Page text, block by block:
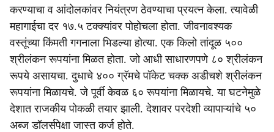
करण्याचा व आंदोलकांवर नियंत्रण ठेवण्याचा प्रयत्न केला. त्यावेळी
महागाईचा दर १७.५ टक्क्यांवर पोहोचला होता. जीवनावश्यक
वस्तूंच्या किंमती गगनाला भिडल्या होत्या. एक किलो तांदूळ ५००
श्रीलंकन रूपयांना मिळत होता. जो आधी साधारणपणे ८० श्रीलंकन
रूपये असायचा. दुधाचे ४०० ग्रॅमचे पॉकेट चक्क अडीचशे श्रीलंकन
रूपयांना मिळायचे. जे पूर्वी केवळ ६० रूपयांना मिळायचे. या घटनेमुळे
देशात राजकीय पोकळी तयार झाली. देशावर परदेशी व्यापाऱ्यांचे ५०
अब्ज डॉलर्सपेक्षा जास्त कर्ज होते.